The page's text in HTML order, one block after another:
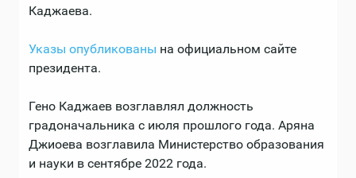
Каджаева.
Указы опубликованы на официальном сайте
президента.
Гено Каджаев возглавлял должность
градоначальника с июля прошлого года. Аряна
Джиоева возглавила Министерство образования
и науки в сентябре 2022 года.